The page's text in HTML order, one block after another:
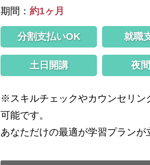
期間： 約1ヶ月
分割支払いOK 就職
土日開講 夜
※スキルチェックやカウンセリン
可能です。
あなただけの最適が学習プランが